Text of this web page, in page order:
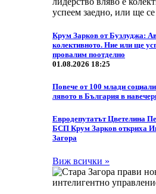
Крум Зарков от Бузлуджа:
колективното. Ние или ще
провалим поотделно
01.08.2026 18:25
Повече от 100 млади
лявото в България в
Eвродепутатът Цветелина
БСП Крум Зарков откриха
Загора
Виж всички »